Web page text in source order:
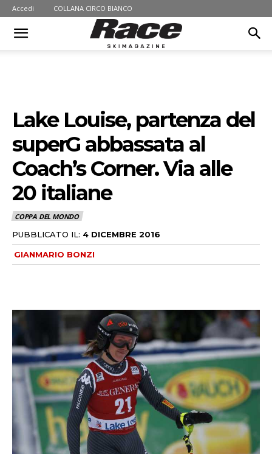
Accedi COLLANA CIRCO BIANCO
Lake Louise, partenza del
superG abbassata al
Coach’s Corner. Via alle
20 italiane
COPPA DEL MONDO
PUBBLICATO IL: 4 DICEMBRE 2016
GIANMARIO BONZI